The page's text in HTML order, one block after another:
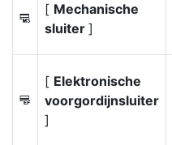
7
[ Mechanische
sluiter ]
v
[ Elektronische
voorgordijnsluiter
]